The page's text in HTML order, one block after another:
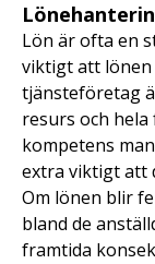
Lön är ofta en
viktigt att lönen
tjänsteföretag
resurs och
kompetens
extra viktigt att
Om lönen blir
bland de
framtida